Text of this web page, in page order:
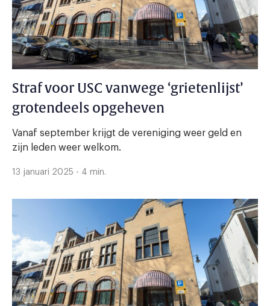
Straf voor USC vanwege ‘grietenlijst’
grotendeels opgeheven
Vanaf september krijgt de vereniging weer geld en
zijn leden weer welkom.
13 januari 2025 - 4 min.